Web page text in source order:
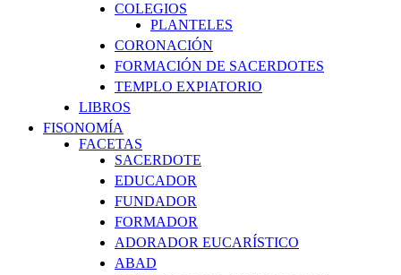
COLEGIOS
PLANTELES
CORONACIÓN
FORMACIÓN DE SACERDOTES
TEMPLO EXPIATORIO
LIBROS
FISONOMÍA
FACETAS
SACERDOTE
EDUCADOR
FUNDADOR
FORMADOR
ADORADOR EUCARÍSTICO
ABAD